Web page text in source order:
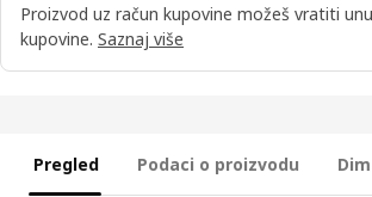
Proizvod uz račun kupovine možeš vratiti
kupovine. Saznaj više
Pregled Podaci o proizvodu